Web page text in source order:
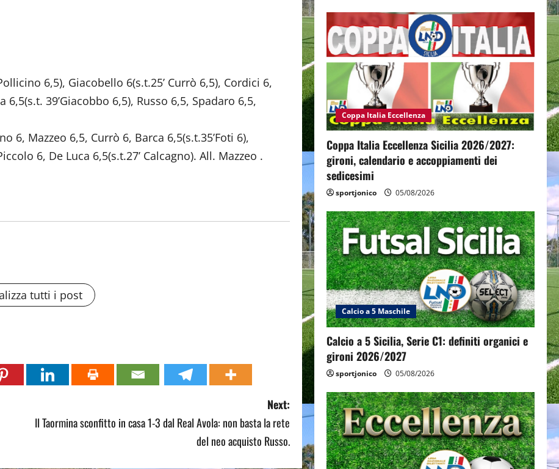
6,5), Giacobello 6(s.t.25’ Currò 6,5), Cordici 6,
39’Giacobbo 6,5), Russo 6,5, Spadaro 6,5,
6, Mazzeo 6,5, Currò 6, Barca 6,5(s.t.35’Foti 6),
6, De Luca 6,5(s.t.27’ Calcagno). All. Mazzeo .
tutti i post
Next:
Il Taormina sconfitto in casa 1-3 dal Real Avola: non basta la rete
del neo acquisto Russo.
Coppa Italia Eccellenza
Coppa Italia Eccellenza Sicilia 2026/2027:
gironi, calendario e accoppiamenti dei
sedicesimi
sportjonico 05/08/2026
Calcio a 5 Maschile
Calcio a 5 Sicilia, Serie C1: definiti organici e
gironi 2026/2027
sportjonico 05/08/2026